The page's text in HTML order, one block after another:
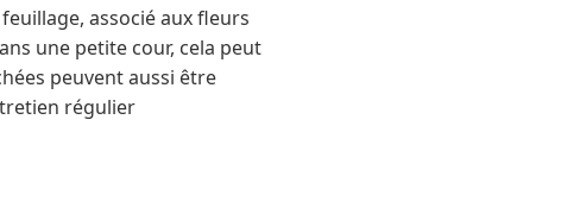
associé aux fleurs
une petite cour, cela peut
peuvent aussi être
régulier